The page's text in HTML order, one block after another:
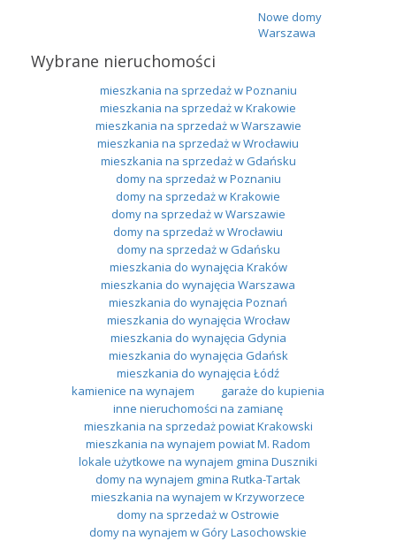
Nowe domy
Warszawa
Wybrane nieruchomości
mieszkania na sprzedaż w Poznaniu
mieszkania na sprzedaż w Krakowie
mieszkania na sprzedaż w Warszawie
mieszkania na sprzedaż w Wrocławiu
mieszkania na sprzedaż w Gdańsku
domy na sprzedaż w Poznaniu
domy na sprzedaż w Krakowie
domy na sprzedaż w Warszawie
domy na sprzedaż w Wrocławiu
domy na sprzedaż w Gdańsku
mieszkania do wynajęcia Kraków
mieszkania do wynajęcia Warszawa
mieszkania do wynajęcia Poznań
mieszkania do wynajęcia Wrocław
mieszkania do wynajęcia Gdynia
mieszkania do wynajęcia Gdańsk
mieszkania do wynajęcia Łódź
kamienice na wynajem
garaże do kupienia
inne nieruchomości na zamianę
mieszkania na sprzedaż powiat Krakowski
mieszkania na wynajem powiat M. Radom
lokale użytkowe na wynajem gmina Duszniki
domy na wynajem gmina Rutka-Tartak
mieszkania na wynajem w Krzyworzece
domy na sprzedaż w Ostrowie
domy na wynajem w Góry Lasochowskie